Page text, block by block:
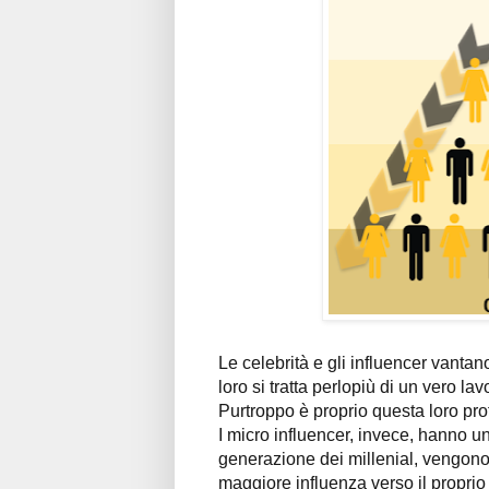
Le celebrità e gli influencer
loro si tratta perlopiù di un vero
Purtroppo è proprio questa loro
I micro influencer, invece, hanno
generazione dei millenial,
maggiore influenza verso il